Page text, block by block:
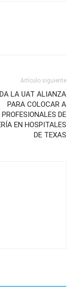
Artículo siguiente
LA UAT ALIANZA
PARA COLOCAR A
PROFESIONALES DE
EN HOSPITALES
DE TEXAS